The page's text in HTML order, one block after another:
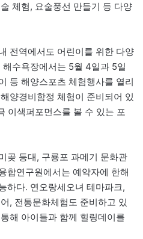
체험, 요술풍선 만들기 등 다양
전역에서도 어린이를 위한 다양
수욕장에서는 5월 4일과 5일
등 해양스포츠 체험행사를 열리
양경비함정 체험이 준비되어 있
이색퍼포먼스를 볼 수 있는 포
곶 등대, 구룡포 과메기 문화관
합연구원에서는 예약자에 한해
하다. 연오랑세오녀 테마파크,
, 전통문화체험도 준비하고 있
해 아이들과 함께 힐링데이를